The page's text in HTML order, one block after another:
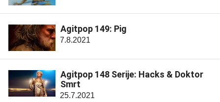
Agitpop 149: Pig
7.8.2021
Agitpop 148 Serije: Hacks & Doktor
Smrt
25.7.2021